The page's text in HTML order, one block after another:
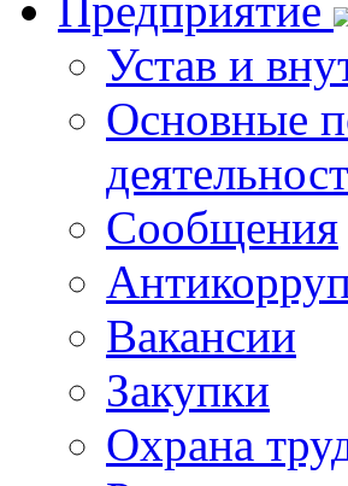
Устав и
Основные
Сообщения
Вакансии
Закупки
Охрана